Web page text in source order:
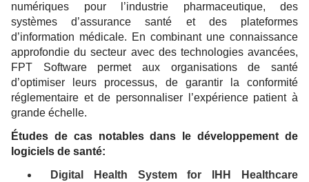
numériques pour l’industrie pharmaceutique, des
systèmes d’assurance santé et des plateformes
d’information médicale. En combinant une connaissance
approfondie du secteur avec des technologies avancées,
FPT Software permet aux organisations de santé
d’optimiser leurs processus, de garantir la conformité
réglementaire et de personnaliser l’expérience patient à
grande échelle.
Études de cas notables dans le développement de
logiciels de santé:
Digital Health System for IHH Healthcare